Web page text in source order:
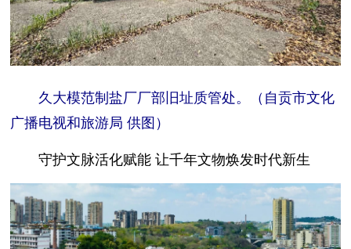
久大模范制盐厂厂部旧址质管处。（自贡市文化
广播电视和旅游局 供图）
守护文脉活化赋能 让千年文物焕发时代新生